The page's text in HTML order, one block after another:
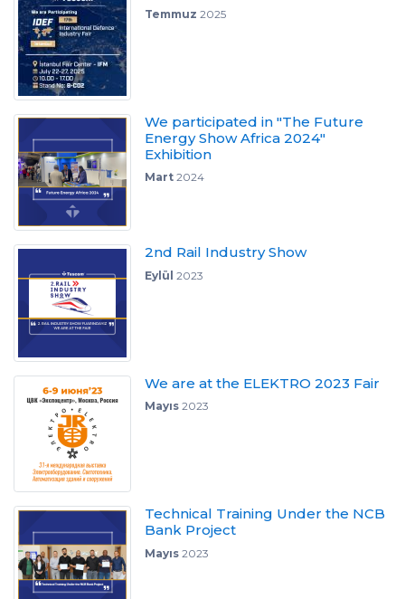
Temmuz 2025
We participated in "The Future
Energy Show Africa 2024"
Exhibition
Mart2024
2nd Rail Industry Show
Eylül 2023
We are at the ELEKTRO 2023 Fair
Mayıs2023
Technical Training Under the NCB
Bank Project
Mayıs2023